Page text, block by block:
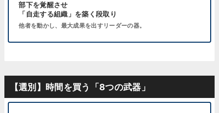
部下を覚醒させ
「自走する組織」を築く段取り
他者を動かし、最大成果を出すリーダーの器。
【選別】時間を買う「8つの武器」